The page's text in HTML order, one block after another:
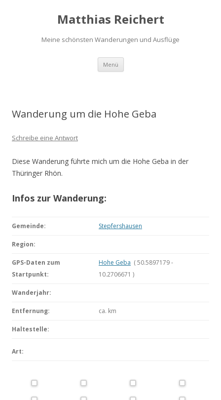
Matthias Reichert
Meine schönsten Wanderungen und Ausflüge
Menü Zum
springen
Wanderung um die Hohe Geba
Schreibe eine Antwort
Diese Wanderung führte mich um die Hohe Geba in der
Thüringer Rhön.
Infos zur Wanderung:
Gemeinde: Stepfershausen
Region:
GPS-Daten zum
Startpunkt:
Hohe Geba ( 50.5897179 -
10.2706671 )
Wanderjahr:
Entfernung: ca. km
Haltestelle:
Art: